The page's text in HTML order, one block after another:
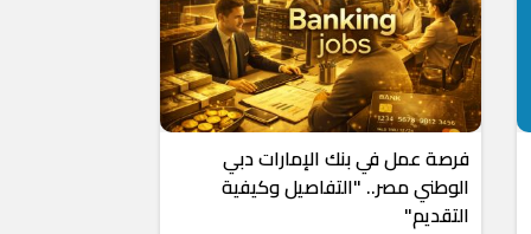
فرصة عمل في بنك الإمارات دبي
الوطني مصر.. "التفاصيل وكيفية
التقديم"